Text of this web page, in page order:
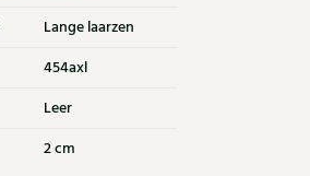
Lange laarzen
454axl
Leer
2 cm